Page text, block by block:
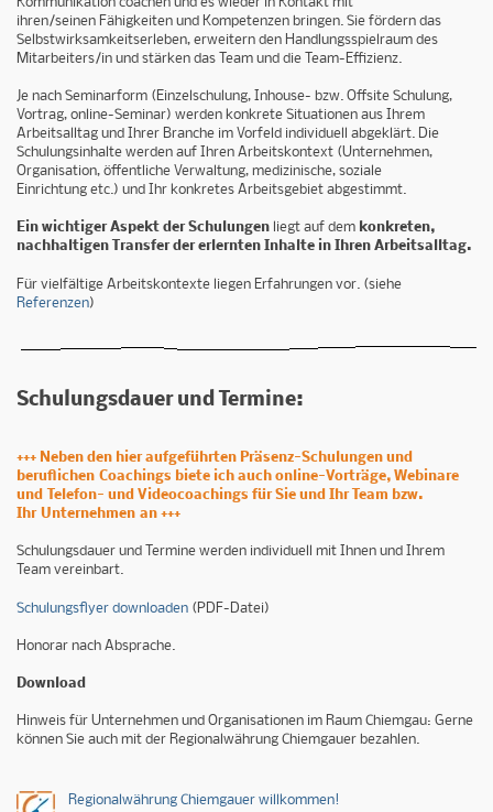
ihren/seinen Fähigkeiten und Kompetenzen bringen. Sie fördern das
Selbstwirksamkeitserleben, erweitern den Handlungsspielraum des
Mitarbeiters/in und stärken das Team und die Team-Effizienz.
Je nach Seminarform (Einzelschulung, Inhouse- bzw. Offsite Schulung,
Vortrag, online-Seminar) werden konkrete Situationen aus Ihrem
Arbeitsalltag und Ihrer Branche im Vorfeld individuell abgeklärt. Die
Schulungsinhalte werden auf Ihren Arbeitskontext (Unternehmen,
Organisation, öffentliche Verwaltung, medizinische, soziale
Einrichtung etc.) und Ihr konkretes Arbeitsgebiet abgestimmt.
Ein wichtiger Aspekt der Schulungen liegt auf dem konkreten,
nachhaltigen Transfer der erlernten Inhalte in Ihren Arbeitsalltag.
Für vielfältige Arbeitskontexte liegen Erfahrungen vor. (siehe
Referenzen)
Schulungsdauer und Termine:
+++ Neben den hier aufgeführten Präsenz-Schulungen und
beruflichen Coachings biete ich auch online-Vorträge, Webinare
und Telefon- und Videocoachings für Sie und Ihr Team bzw.
Ihr Unternehmen an +++
Schulungsdauer und Termine werden individuell mit Ihnen und Ihrem
Team vereinbart.
Schulungsflyer downloaden (PDF-Datei)
Honorar nach Absprache.
Download
Hinweis für Unternehmen und Organisationen im Raum Chiemgau: Gerne
können Sie auch mit der Regionalwährung Chiemgauer bezahlen.
Regionalwährung Chiemgauer willkommen!